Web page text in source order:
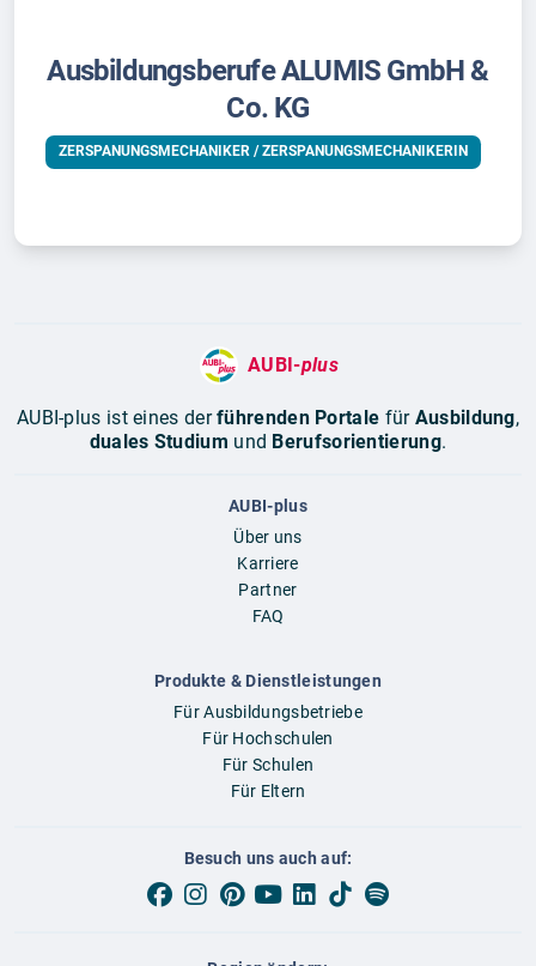
Ausbildungsberufe ALUMIS GmbH &
Co. KG
ZERSPANUNGSMECHANIKER / ZERSPANUNGSMECHANIKERIN
AUBI-plus
AUBI-plus ist eines derführenden Portale für Ausbildung,
duales Studium und Berufsorientierung.
AUBI-plus
Über uns
Karriere
Partner
FAQ
Produkte & Dienstleistungen
Für Ausbildungsbetriebe
Für Hochschulen
Für Schulen
Für Eltern
Besuch uns auch auf: